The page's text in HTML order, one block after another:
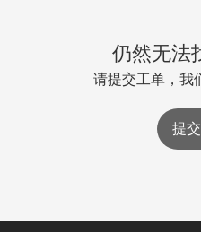
仍然无法
请提交工单，我
提